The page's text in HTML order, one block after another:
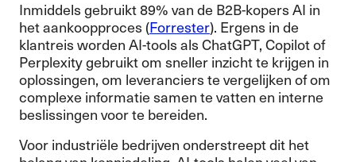
Inmiddels gebruikt 89% van de B2B-kopers AI in
het aankoopproces (Forrester). Ergens in de
klantreis worden AI-tools als ChatGPT, Copilot of
Perplexity gebruikt om sneller inzicht te krijgen in
oplossingen, om leveranciers te vergelijken of om
complexe informatie samen te vatten en interne
beslissingen voor te bereiden.
Voor industriële bedrijven onderstreept dit het